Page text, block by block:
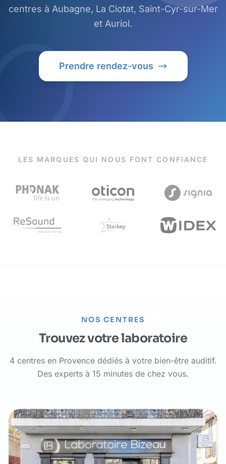
centres à Aubagne, La Ciotat, Saint-Cyr-sur-Mer
et Auriol.
Prendre rendez-vous
LES MARQUES QUI NOUS FONT CONFIANCE
NOS CENTRES
Trouvez votre laboratoire
4 centres en Provence dédiés à votre bien-être auditif.
Des experts à 15 minutes de chez vous.